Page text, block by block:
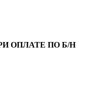
ОПЛАТЕ ПО Б/Н